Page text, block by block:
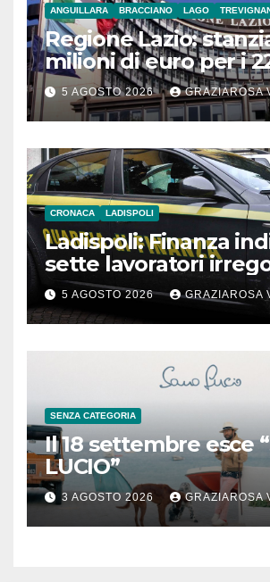
ANGUILLARA BRACCIANO LAGO
Regione Lazio:
milioni di euro per i
Comuni dell’Etruria
Meridionale
5 AGOSTO 2026 GRAZIAROSA
CRONACA LADISPOLI
Ladispoli: Finanza
sette lavoratori
5 AGOSTO 2026 GRAZIAROSA
SENZA CATEGORIA
Il 18 settembre esce
LUCIO”
3 AGOSTO 2026 GRAZIAROSA